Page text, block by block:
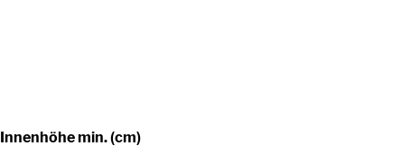
Innenhöhe min. (cm)